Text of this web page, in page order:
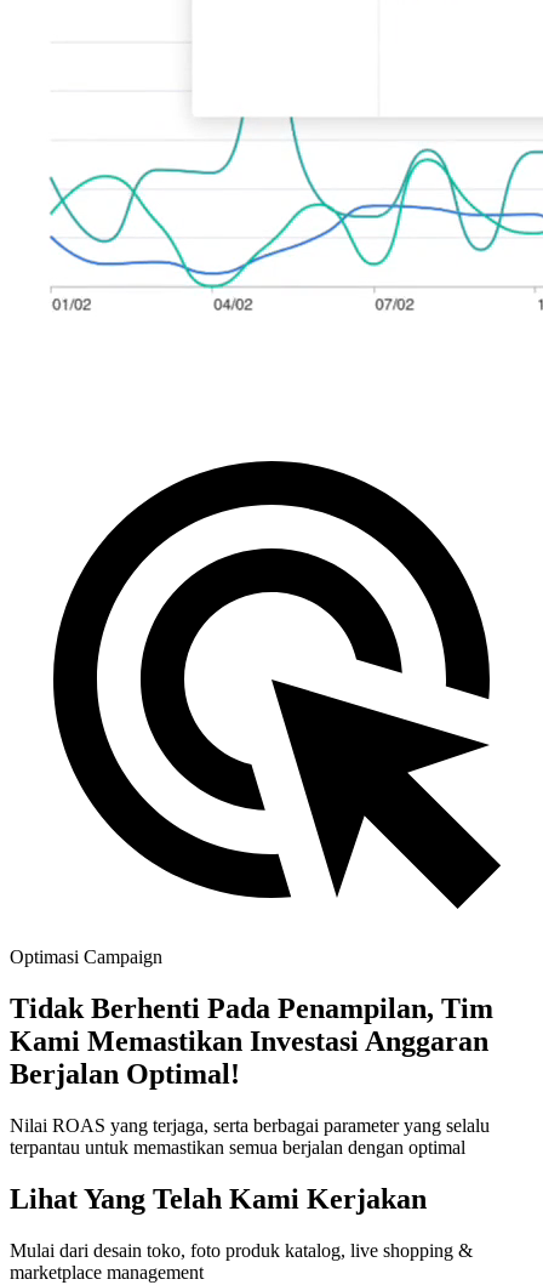
Optimasi Campaign
Tidak Berhenti Pada Penampilan, Tim
Kami Memastikan Investasi Anggaran
Berjalan Optimal!
Nilai ROAS yang terjaga, serta berbagai parameter yang selalu
terpantau untuk memastikan semua berjalan dengan optimal
Lihat Yang Telah Kami Kerjakan
Mulai dari desain toko, foto produk katalog, live shopping &
marketplace management